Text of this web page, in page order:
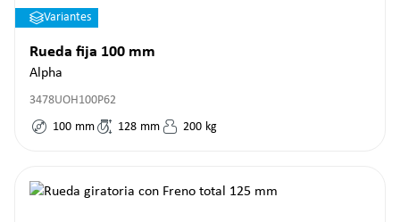
Variantes
Rueda fija 100 mm
Alpha
3478UOH100P62
100 mm 128 mm 200 kg